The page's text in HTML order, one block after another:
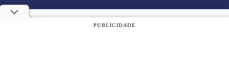
Siga O Diário nas redes sociais
Utilizamos cookies, de acordo com a nossa
PUBLICIDADE